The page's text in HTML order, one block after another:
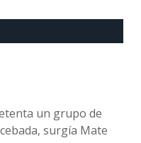
un grupo de
surgía Mate